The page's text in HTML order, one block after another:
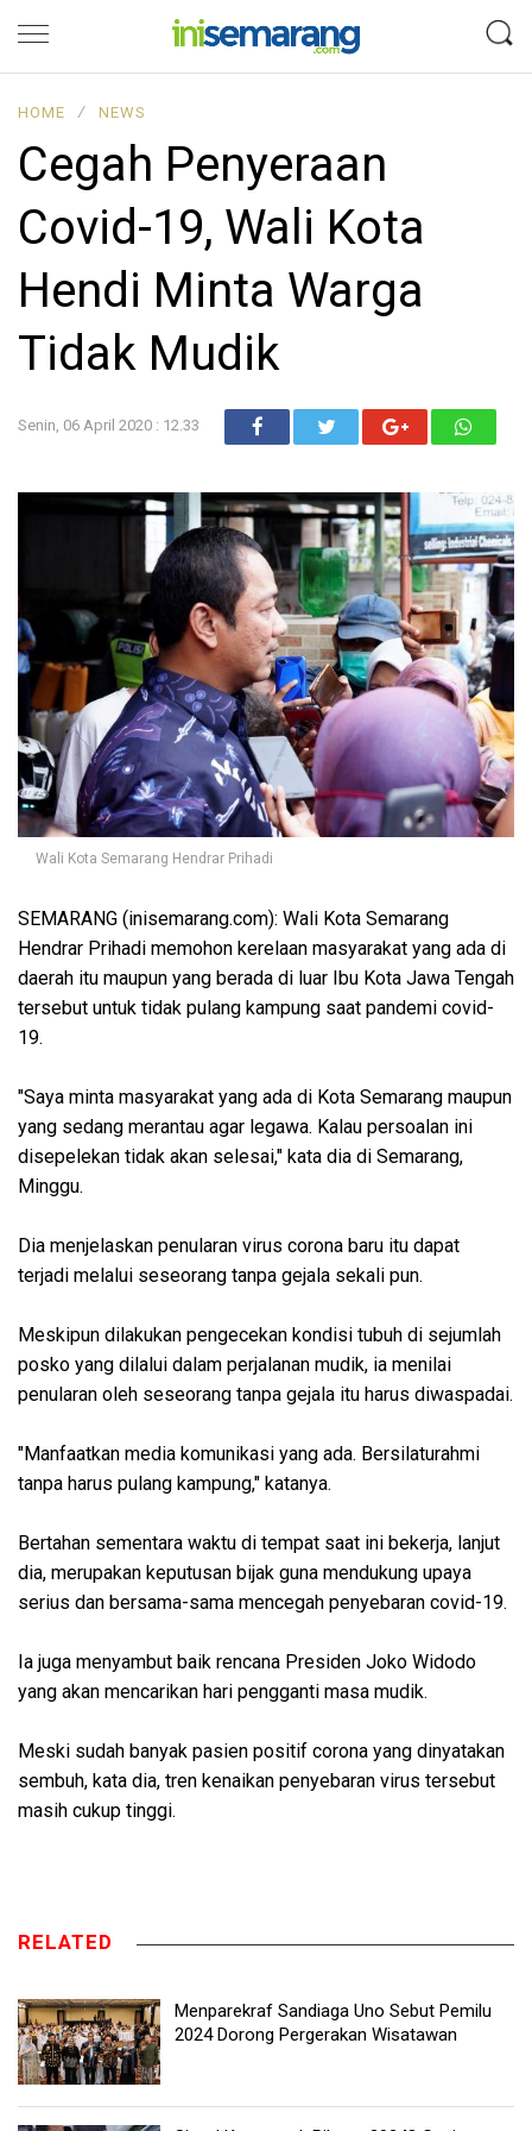
HOME ∕ NEWS
Cegah Penyeraan
Covid-19, Wali Kota
Hendi Minta Warga
Tidak Mudik
Senin, 06 April 2020 : 12.33
Wali Kota Semarang Hendrar Prihadi
SEMARANG (inisemarang.com): Wali Kota Semarang
Hendrar Prihadi memohon kerelaan masyarakat yang ada di
daerah itu maupun yang berada di luar Ibu Kota Jawa Tengah
tersebut untuk tidak pulang kampung saat pandemi covid-
19.
"Saya minta masyarakat yang ada di Kota Semarang maupun
yang sedang merantau agar legawa. Kalau persoalan ini
disepelekan tidak akan selesai," kata dia di Semarang,
Minggu.
Dia menjelaskan penularan virus corona baru itu dapat
terjadi melalui seseorang tanpa gejala sekali pun.
Meskipun dilakukan pengecekan kondisi tubuh di sejumlah
posko yang dilalui dalam perjalanan mudik, ia menilai
penularan oleh seseorang tanpa gejala itu harus diwaspadai.
"Manfaatkan media komunikasi yang ada. Bersilaturahmi
tanpa harus pulang kampung," katanya.
Bertahan sementara waktu di tempat saat ini bekerja, lanjut
dia, merupakan keputusan bijak guna mendukung upaya
serius dan bersama-sama mencegah penyebaran covid-19.
Ia juga menyambut baik rencana Presiden Joko Widodo
yang akan mencarikan hari pengganti masa mudik.
Meski sudah banyak pasien positif corona yang dinyatakan
sembuh, kata dia, tren kenaikan penyebaran virus tersebut
masih cukup tinggi.
RELATED
Menparekraf Sandiaga Uno Sebut Pemilu
2024 Dorong Pergerakan Wisatawan